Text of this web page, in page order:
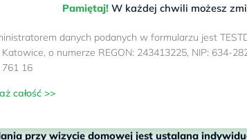
Pamiętaj! W każdej chwili możesz
danych podanych w formularzu jest
o numerze REGON: 243413225, NIP: 634-
761 16
całość >>
przy wizycie domowej jest ustalana